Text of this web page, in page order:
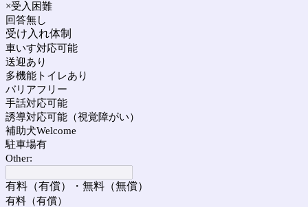
×受入困難
回答無し
受け入れ体制
車いす対応可能
送迎あり
多機能トイレあり
バリアフリー
手話対応可能
誘導対応可能（視覚障がい）
補助犬Welcome
駐車場有
Other:
有料（有償）・無料（無償）
有料（有償）